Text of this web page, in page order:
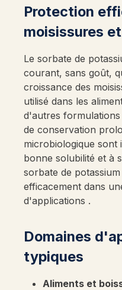
Protection
moisissures
Le sorbate de
courant, sans goût,
croissance des
utilisé dans les
d'autres
de conservation
microbiologique sont
bonne solubilité et à
sorbate de
efficacement dans
d'applications .
Domaines
typiques
Aliments et